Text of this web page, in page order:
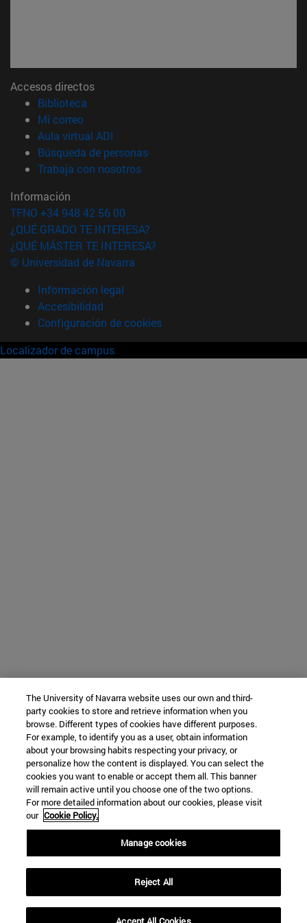
Accesos directos
Biblioteca
Mi correo(abre en nueva ventana)
Aula virtual ADI
Búsqueda de personas(abre en nueva ventana)
Trabaja con nosotros(abre en nueva ventana)
Información
TFNO +34 948 42 56 00
¿QUÉ GRADO TE INTERESA?
¿QUÉ MÁSTER TE INTERESA?
© Universidad de Navarra
Información legal
Accesibilidad
Configuración de cookies
Localizador de campus
The University of Navarra website uses our own and third-
party cookies to store and retrieve information when you
browse. Different types of cookies have different purposes.
For example, to identify you as a user, obtain information
about your browsing habits respecting your privacy, or
personalize how the content is displayed. You can select the
cookies you want to enable or accept them all. This banner
will remain active until you choose one of the two options.
For more detailed information about our cookies, please visit
our Cookie Policy.
Manage cookies
Reject All